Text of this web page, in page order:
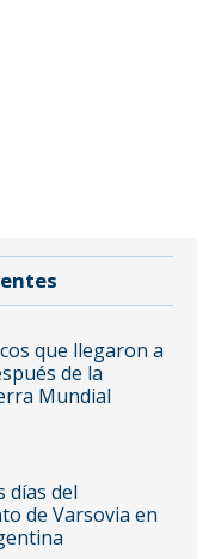
que llegaron a
de la
Mundial
días del
de Varsovia en